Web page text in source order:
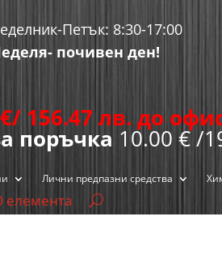
Петък: 8:30-17:00
почивен ден!
€/ 156.47 лв. до
поръчка 10.00 € /
Лични предпазни средства
елемента